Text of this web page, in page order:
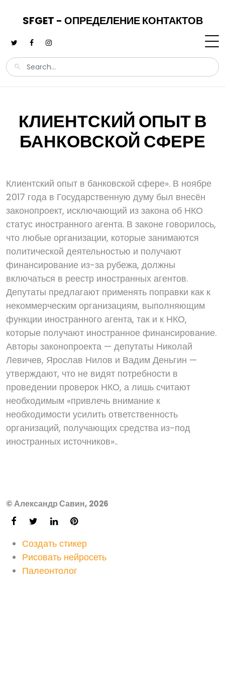
SFGET - ОПРЕДЕЛЕНИЕ КОНТАКТОВ
КЛИЕНТСКИЙ ОПЫТ В
БАНКОВСКОЙ СФЕРЕ
Клиентский опыт в банковской сфере». В ноябре
2017 года в Государственную думу был внесён
законопроект, исключающий из закона об НКО
статус иностранного агента. В законе говорилось,
что любые организации, которые занимаются
политической деятельностью и получают
финансирование из-за рубежа, должны
включаться в реестр иностранных агентов.
Депутаты предлагают применять поправки как к
некоммерческим организациям, выполняющим
функции иностранного агента, так и к НКО,
которые получают иностранное финансирование.
Авторы законопроекта — депутаты Николай
Левичев, Ярослав Нилов и Вадим Деньгин —
утверждают, что не видят потребности в
проведении проверок НКО, а лишь считают
необходимым «привлечь внимание к
необходимости усилить ответственность
организаций, получающих средства из-под
иностранных источников»..
© Александр Савин, 2026
Создать стикер
Рисовать нейросеть
Палеонтолог